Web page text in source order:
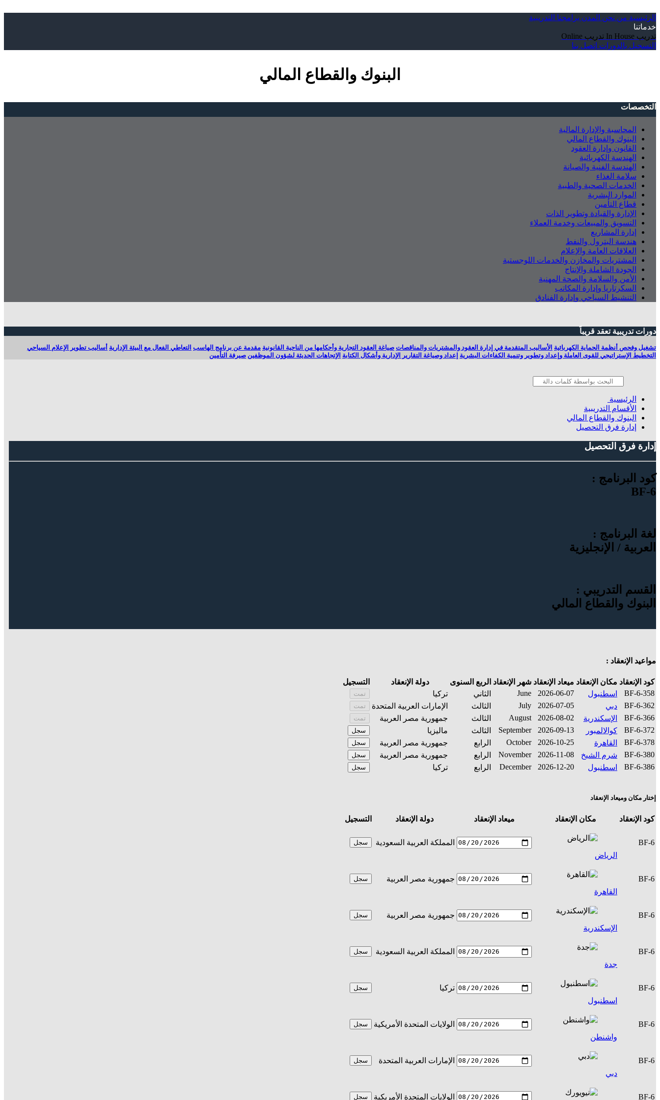
الرئيسية من نحن المدن برامجنا التدريبية
خدماتنا
تدريب In House
تدريب Online
التسجيل بالدورات إتصل بنا
البنوك والقطاع المالي
التخصصات
المحاسبة والإدارة المالية
البنوك والقطاع المالي
القانون وإدارة العقود
الهندسة الكهربائية
الهندسة الفنية والصيانة
سلامة الغذاء
الخدمات الصحية والطبية
الموارد البشرية
قطاع التأمين
الإدارة والقيادة وتطوير الذات
التسويق والمبيعات وخدمة العملاء
إدارة المشاريع
هندسة البترول والنفط
العلاقات العامة والإعلام
المشتريات والمخازن والخدمات اللوجستية
الجودة الشاملة والإنتاج
الأمن والسلامة والصحة المهنية
السكرتاريا وإدارة المكاتب
التنشيط السياحي وإدارة الفنادق
دورات تدريبية تعقد قريباً
تشغيل وفحص أنظمة الحماية الكهربائية الأساليب المتقدمة في إدارة العقود والمشتريات والمناقصات صياغة العقود التجارية وأحكامها من الناحية القانونية مقدمة عن برنامج الهاسب التعاطي الفعال مع البيئة الإدارية أساليب تطوير الإعلام السياحي
التخطيط الإستراتيجي للقوى العاملة وإعداد وتطوير وتنمية الكفاءات البشرية إعداد وصياغة التقارير الإدارية وأشكال الكتابة الإتجاهات الحديثة لشؤون الموظفين صيرفة التأمين
الرئيسية
الأقسام التدريبية
البنوك والقطاع المالي
إدارة فرق التحصيل
إدارة فرق التحصيل
كود البرنامج :
BF-6
لغة البرنامج :
العربية / الإنجليزية
القسم التدريبي :
البنوك والقطاع المالي
مواعيد الإنعقاد :
كود الإنعقاد مكان الإنعقاد ميعاد الإنعقاد شهر الإنعقاد الربع السنوى دولة الإنعقاد
التسجيل
BF-6-358
اسطنبول 2026-06-07
June الثاني تركيا تمت
BF-6-362 دبي 2026-07-05
July الثالث الإمارات العربية المتحدة تمت
BF-6-366 الإسكندرية 2026-08-02
August الثالث جمهورية مصر العربية تمت
BF-6-372 كوالالمبور 2026-09-13
September الثالث ماليزيا سجل
BF-6-378 القاهرة 2026-10-25
October الرابع جمهورية مصر العربية سجل
BF-6-380 شرم الشيخ 2026-11-08
November الرابع جمهورية مصر العربية سجل
BF-6-386 اسطنبول 2026-12-20
December الرابع تركيا سجل
إختار مكان وميعاد الإنعقاد
كود الإنعقاد مكان الإنعقاد ميعاد الإنعقاد دولة الإنعقاد التسجيل
BF-6
الرياض
المملكة العربية السعودية سجل
BF-6
القاهرة
جمهورية مصر العربية سجل
BF-6
الإسكندرية
جمهورية مصر العربية سجل
BF-6
جدة
المملكة العربية السعودية سجل
BF-6
اسطنبول
تركيا سجل
BF-6
واشنطن
الولايات المتحدة الأمريكية سجل
BF-6
دبي
الإمارات العربية المتحدة سجل
BF-6
الولايات المتحدة الأمريكية سجل